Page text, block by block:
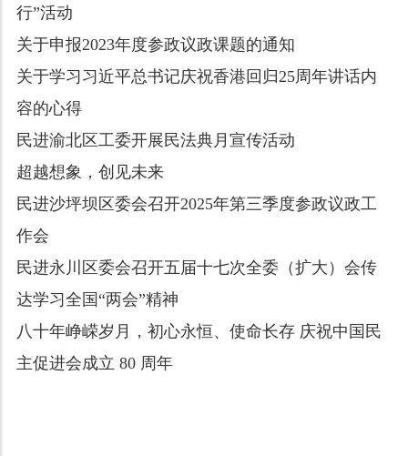
行”活动
关于申报2023年度参政议政课题的通知
关于学习习近平总书记庆祝香港回归25周年讲话内
容的心得
民进渝北区工委开展民法典月宣传活动
超越想象，创见未来
民进沙坪坝区委会召开2025年第三季度参政议政工
作会
民进永川区委会召开五届十七次全委（扩大）会传
达学习全国“两会”精神
八十年峥嵘岁月，初心永恒、使命长存​ 庆祝中国民
主促进会成立 80 周年